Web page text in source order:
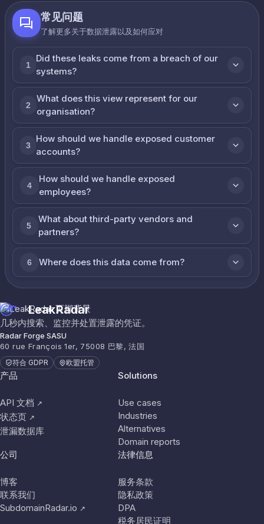
常见问题
了解更多关于数据泄露以及如何应对
1
Did these leaks come from a breach of our
systems?
2
What does this view represent for our
organisation?
3
How should we handle exposed customer
accounts?
4
How should we handle exposed
employees?
5
What about third-party vendors and
partners?
6 Where does this data come from?
LeakRadar
几秒内搜索、监控并处置泄露的凭证。
Radar Forge SASU
60 rue François 1er, 75008 巴黎, 法国
符合 GDPR 欧盟托管
产品
API 文档 ↗
状态页 ↗
泄漏数据库
Solutions
Use cases
Industries
Alternatives
Domain reports
公司
博客
联系我们
SubdomainRadar.io ↗
法律信息
服务条款
隐私政策
DPA
税务居民证明